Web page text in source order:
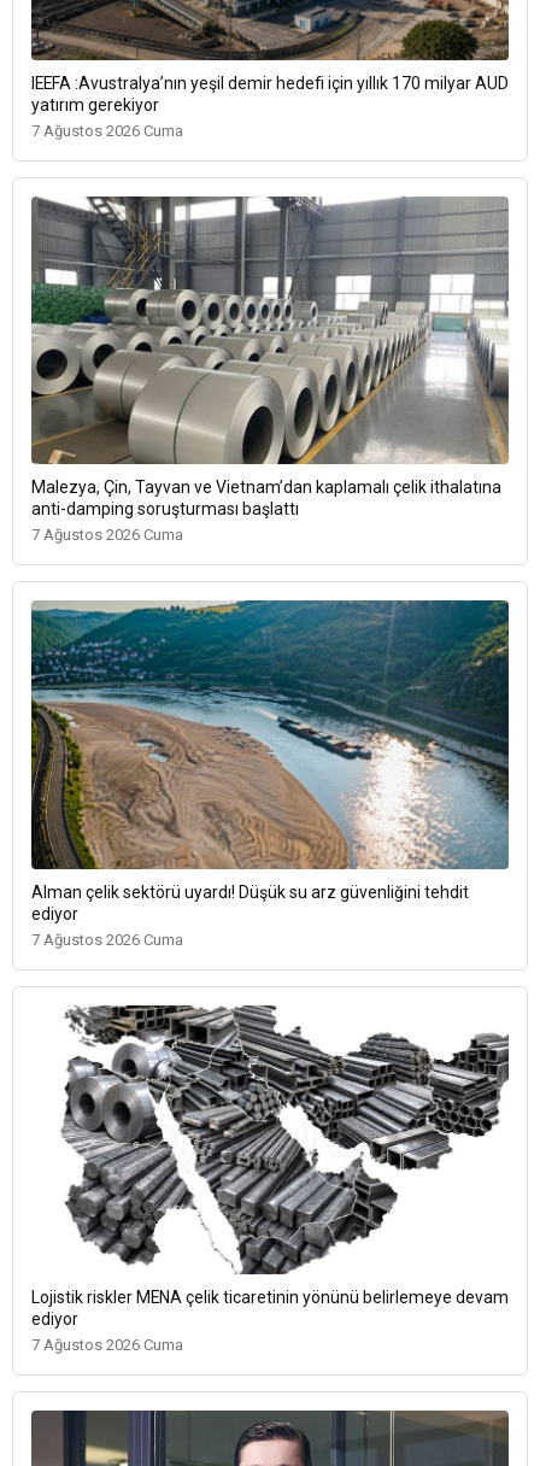
IEEFA :Avustralya’nın yeşil demir hedefi için yıllık 170 milyar AUD
yatırım gerekiyor
7 Ağustos 2026 Cuma
Malezya, Çin, Tayvan ve Vietnam’dan kaplamalı çelik ithalatına
anti-damping soruşturması başlattı
7 Ağustos 2026 Cuma
Alman çelik sektörü uyardı! Düşük su arz güvenliğini tehdit
ediyor
7 Ağustos 2026 Cuma
Lojistik riskler MENA çelik ticaretinin yönünü belirlemeye devam
ediyor
7 Ağustos 2026 Cuma